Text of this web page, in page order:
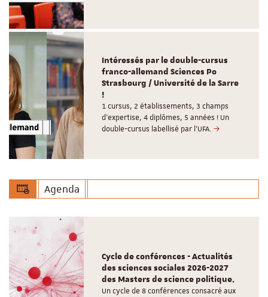
Intéressés par le double-cursus
franco-allemand Sciences Po
Strasbourg / Université de la Sarre
!
1 cursus, 2 établissements, 3 champs
d’expertise, 4 diplômes, 5 années ! Un
double-cursus labellisé par l'UFA.
Agenda
Cycle de conférences - Actualités
des sciences sociales 2026-2027
des Masters de science politique.
Un cycle de 8 conférences consacré aux